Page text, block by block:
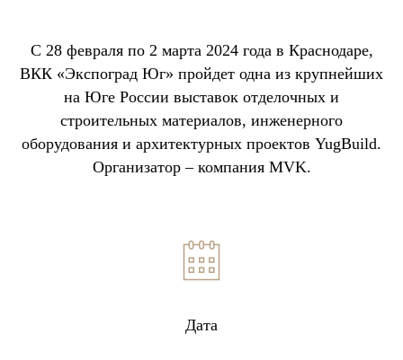
С 28 февраля по 2 марта 2024 года в Краснодаре,
ВКК «Экспоград Юг» пройдет одна из крупнейших
на Юге России выставок отделочных и
строительных материалов, инженерного
оборудования и архитектурных проектов YugBuild.
Организатор – компания MVK.
Дата